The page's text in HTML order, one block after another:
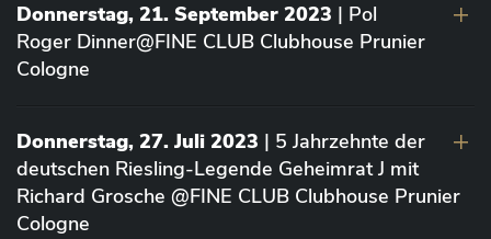
Donnerstag, 21. September 2023 | Pol
Roger Dinner@FINE CLUB Clubhouse Prunier
Cologne
Donnerstag, 27. Juli 2023 | 5 Jahrzehnte der
deutschen Riesling-Legende Geheimrat J mit
Richard Grosche @FINE CLUB Clubhouse Prunier
Cologne